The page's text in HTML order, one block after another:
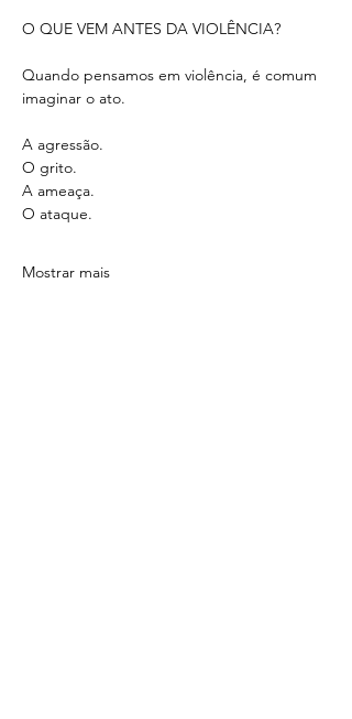
O QUE VEM ANTES DA VIOLÊNCIA?
Quando pensamos em violência, é comum
imaginar o ato.
A agressão.
O grito.
A ameaça.
O ataque.
Mostrar mais